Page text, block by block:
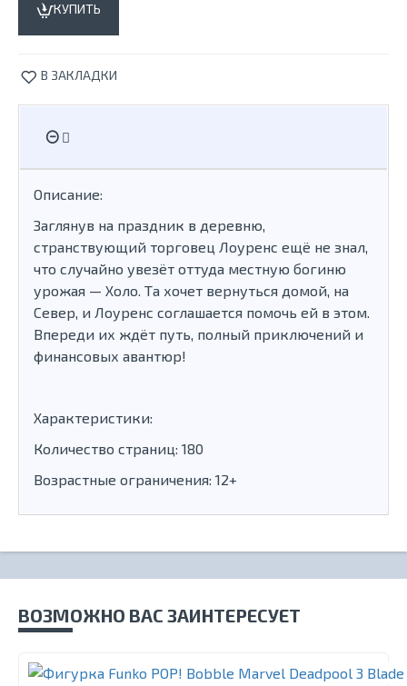
КУПИТЬ
В ЗАКЛАДКИ
Описание:
Заглянув на праздник в деревню,
странствующий торговец Лоуренс ещё не знал,
что случайно увезёт оттуда местную богиню
урожая — Холо. Та хочет вернуться домой, на
Север, и Лоуренс соглашается помочь ей в этом.
Впереди их ждёт путь, полный приключений и
финансовых авантюр!
Характеристики:
Количество страниц: 180
Возрастные ограничения: 12+
ВОЗМОЖНО ВАС ЗАИНТЕРЕСУЕТ